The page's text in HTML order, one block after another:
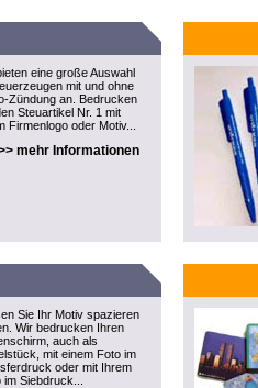
eine große Auswahl
mit und ohne
Zündung an. Bedrucken
Steuartikel Nr. 1 mit
Firmenlogo oder Motiv...
mehr Informationen
Sie Ihr Motiv spazieren
Wir bedrucken Ihren
auch als
mit einem Foto im
oder mit Ihrem
im Siebdruck...